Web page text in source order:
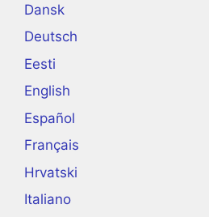
Dansk
Deutsch
Eesti
English
Español
Français
Hrvatski
Italiano